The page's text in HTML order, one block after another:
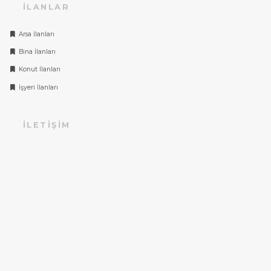
İLANLAR
Arsa İlanları
Bina İlanları
Konut İlanları
İşyeri İlanları
İLETIŞIM